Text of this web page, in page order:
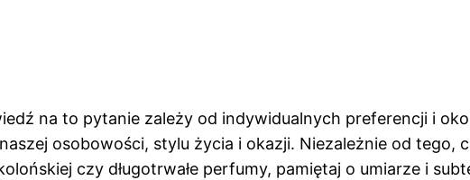
na to pytanie zależy od indywidualnych preferencji i
osobowości, stylu życia i okazji. Niezależnie od tego,
czy długotrwałe perfumy, pamiętaj o umiarze i